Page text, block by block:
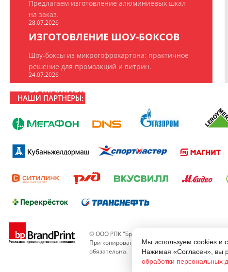
Предлагаем изготовление алюминиевых шкал
на заказ.
28.07.2026
ИЗГОТОВЛЕНИЕ ШОУ-БОКСОВ
Шоу-боксы из микрогофрокартона: практичное
решение для промоакций и витрин.
24.07.2026
БУМАЖНЫЕ ПАКЕТЫ НА ЗАКАЗ
ООО «РПК «БрендПринт» изготавливает
эксклюзивные брендированные пакеты.
20.07.2026
16 лет создаём то, что замечают: рекламно-
производственная компания «БрендПринт»
отмечает день рождения.
НАШИ ПАРТНЕРЫ:
© ООО РПК "Брендпринт" - изготовление
При копировании материалов сайта, ссылка
обязательна.
Мы используем cookies и
Нажимая «Согласен», вы
обработки персональных